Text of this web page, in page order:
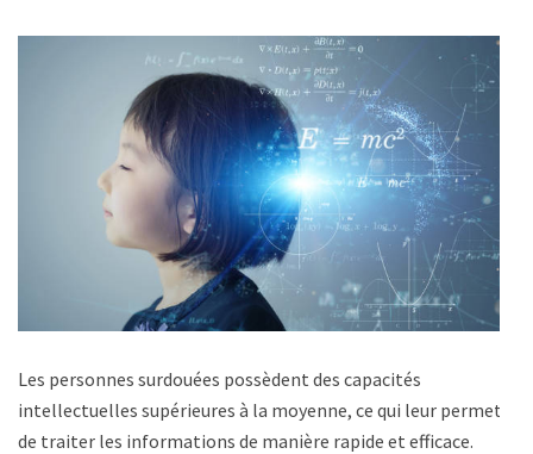
Les personnes surdouées possèdent des capacités
intellectuelles supérieures à la moyenne, ce qui leur permet
de traiter les informations de manière rapide et efficace.